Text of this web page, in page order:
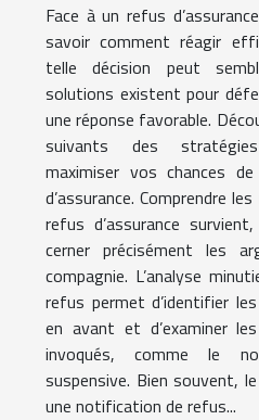
Face à un refus
savoir comment réagir
telle décision peut
solutions existent pour
une réponse favorable.
suivants des
maximiser vos chances
d’assurance. Comprendre
refus d’assurance
cerner précisément les
compagnie. L’analyse
refus permet d’identifier
en avant et d’examiner
invoqués, comme le
suspensive. Bien souvent,
une notification de refus...